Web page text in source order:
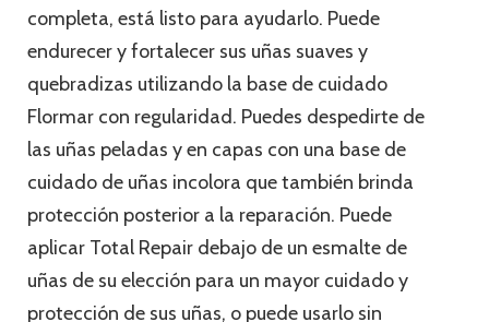
completa, está listo para ayudarlo. Puede
endurecer y fortalecer sus uñas suaves y
quebradizas utilizando la base de cuidado
Flormar con regularidad. Puedes despedirte de
las uñas peladas y en capas con una base de
cuidado de uñas incolora que también brinda
protección posterior a la reparación. Puede
aplicar Total Repair debajo de un esmalte de
uñas de su elección para un mayor cuidado y
protección de sus uñas, o puede usarlo sin